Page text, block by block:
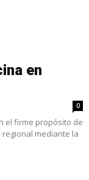
en
0
el firme propósito de
mediante la